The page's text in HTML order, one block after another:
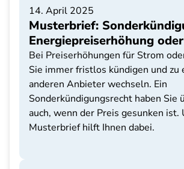
14. April 2025
Musterbrief:
Energiepreiserhöhung
Bei Preiserhöhungen für Strom
Sie immer fristlos kündigen und zu
anderen Anbieter wechseln. Ein
Sonderkündigungsrecht haben Sie
auch, wenn der Preis gesunken ist.
Musterbrief hilft Ihnen dabei.